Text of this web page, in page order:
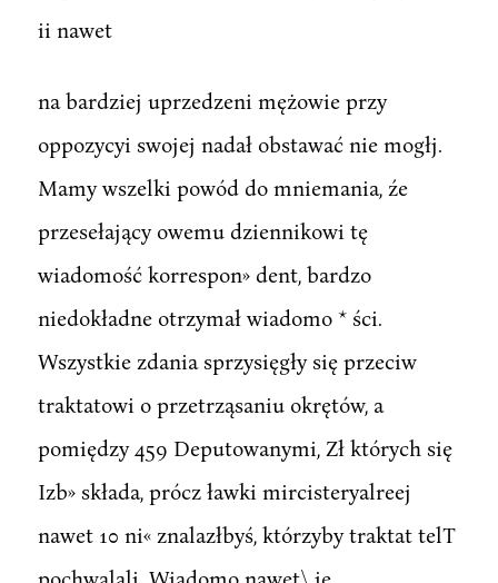
ii nawet
na bardziej uprzedzeni mężowie przy
oppozycyi swojej nadał obstawać nie mogłj.
Mamy wszelki powód do mniemania, źe
przesełający owemu dziennikowi tę
wiadomość korrespon» dent, bardzo
niedokładne otrzymał wiadomo * ści.
Wszystkie zdania sprzysięgły się przeciw
traktatowi o przetrząsaniu okrętów, a
pomiędzy 459 Deputowanymi, Zł których się
Izb» składa, prócz ławki mircisteryalreej
nawet 10 ni« znalazłbyś, którzyby traktat telT
pochwalali. Wiadomo nawet,\ ie